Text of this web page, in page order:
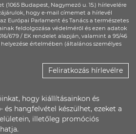
Budapest, Nagymező u. 15.) hírlevelére
hogy e-mail címemet a hírlevél
Európai Parlament és Tanács a természetes
feldolgozása védelméről és ezen adatok
679 / EK rendelet alapján, valamint a 95/46
értelmében (általános személyes
Feliratkozás hírlevélre
hogy kiállításainkon és
és hangfelvétel készülhet, ezeket a
illetőleg promóciós